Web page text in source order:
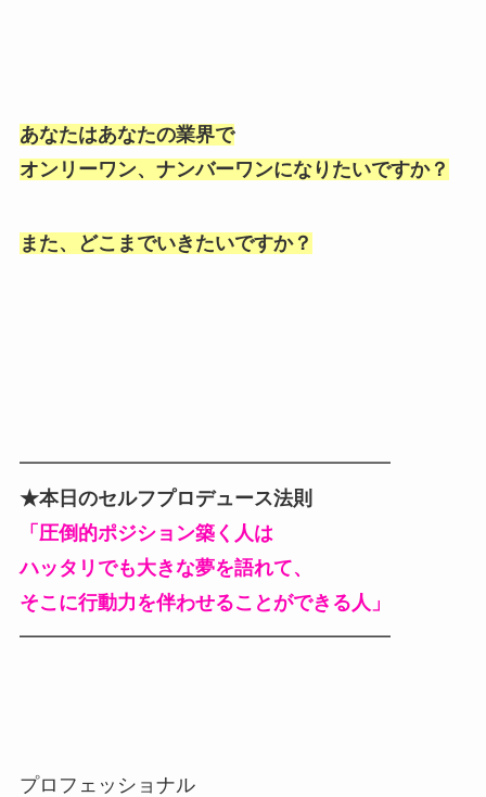
あなたはあなたの業界で
オンリーワン、ナンバーワンになりたいですか？
また、どこまでいきたいですか？
━━━━━━━━━━━━━━━━━━━
★本日のセルフプロデュース法則
「圧倒的ポジション築く人は
ハッタリでも大きな夢を語れて、
そこに行動力を伴わせることができる人」
━━━━━━━━━━━━━━━━━━━
プロフェッショナル